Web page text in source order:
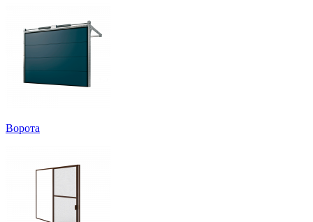
Ворота